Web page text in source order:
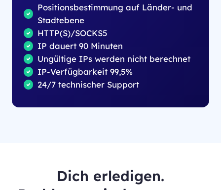
Positionsbestimmung auf Länder- und
Stadtebene
HTTP(S)/SOCKS5
IP dauert 90 Minuten
Ungültige IPs werden nicht berechnet
IP-Verfügbarkeit 99,5%
24/7 technischer Support
Dich erledigen.